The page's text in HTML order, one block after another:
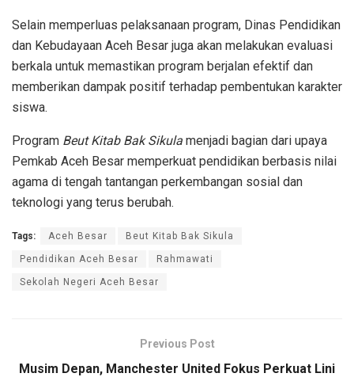
Selain memperluas pelaksanaan program, Dinas Pendidikan
dan Kebudayaan Aceh Besar juga akan melakukan evaluasi
berkala untuk memastikan program berjalan efektif dan
memberikan dampak positif terhadap pembentukan karakter
siswa.
Program Beut Kitab Bak Sikula menjadi bagian dari upaya
Pemkab Aceh Besar memperkuat pendidikan berbasis nilai
agama di tengah tantangan perkembangan sosial dan
teknologi yang terus berubah.
Tags: Aceh Besar Beut Kitab Bak Sikula
Pendidikan Aceh Besar Rahmawati
Sekolah Negeri Aceh Besar
Previous Post
Musim Depan, Manchester United Fokus Perkuat Lini